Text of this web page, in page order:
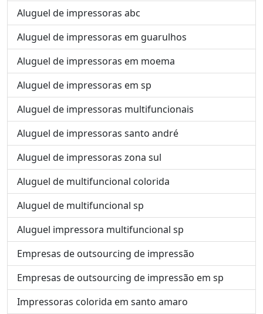
Aluguel de impressoras abc
Aluguel de impressoras em guarulhos
Aluguel de impressoras em moema
Aluguel de impressoras em sp
Aluguel de impressoras multifuncionais
Aluguel de impressoras santo andré
Aluguel de impressoras zona sul
Aluguel de multifuncional colorida
Aluguel de multifuncional sp
Aluguel impressora multifuncional sp
Empresas de outsourcing de impressão
Empresas de outsourcing de impressão em sp
Impressoras colorida em santo amaro